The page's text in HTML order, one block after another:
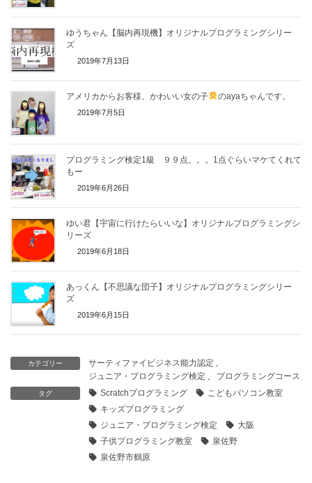
ゆうちゃん【脳内再現機】オリジナルプログラミングシリー
ズ
2019年7月13日
アメリカからお客様、かわいい女の子 のayaちゃんです。
2019年7月5日
プログラミング検定1級 ９９点。。。1点ぐらいマケてくれて
もー
2019年6月26日
ゆい君【宇宙に行けたらいいな】オリジナルプログラミングシ
リーズ
2019年6月18日
あっくん【不思議な団子】オリジナルプログラミングシリー
ズ
2019年6月15日
カテゴリー サーティファイビジネス能力認定 、
ジュニア・プログラミング検定 、 プログラミングコース
タグ Scratchプログラミング
こどもパソコン教室
キッズプログラミング
ジュニア・プログラミング検定
大阪
子供プログラミング教室
泉佐野
泉佐野市鶴原